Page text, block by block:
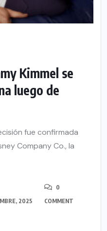
Kimmel se
luego de
fue confirmada
Company Co., la
2025
0
COMMENT